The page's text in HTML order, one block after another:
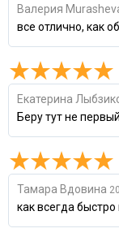
Валерия
все отлично, как
Екатерина
Беру тут не
Тамара Вдовина
как всегда быстро